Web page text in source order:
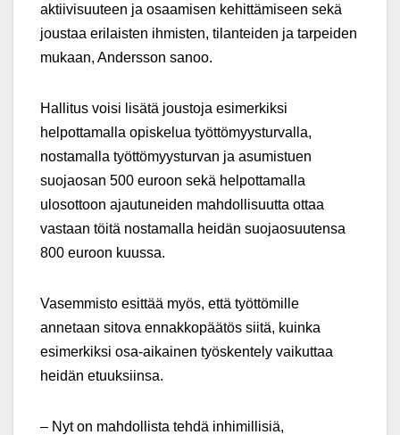
aktiivisuuteen ja osaamisen kehittämiseen sekä
joustaa erilaisten ihmisten, tilanteiden ja tarpeiden
mukaan, Andersson sanoo.
Hallitus voisi lisätä joustoja esimerkiksi
helpottamalla opiskelua työttömyysturvalla,
nostamalla työttömyysturvan ja asumistuen
suojaosan 500 euroon sekä helpottamalla
ulosottoon ajautuneiden mahdollisuutta ottaa
vastaan töitä nostamalla heidän suojaosuutensa
800 euroon kuussa.
Vasemmisto esittää myös, että työttömille
annetaan sitova ennakkopäätös siitä, kuinka
esimerkiksi osa-aikainen työskentely vaikuttaa
heidän etuuksiinsa.
– Nyt on mahdollista tehdä inhimillisiä,